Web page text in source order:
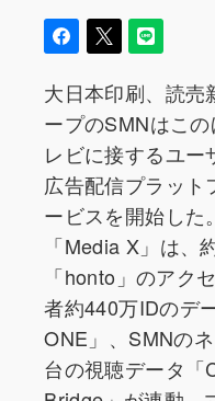
大日本印刷、読売
ープのSMNはこ
レビに接するユー
広告配信プラット
ービスを開始した。
「Media X」は、
「honto」のアク
者約440万IDのデ
ONE」、SMNの
台の視聴データ